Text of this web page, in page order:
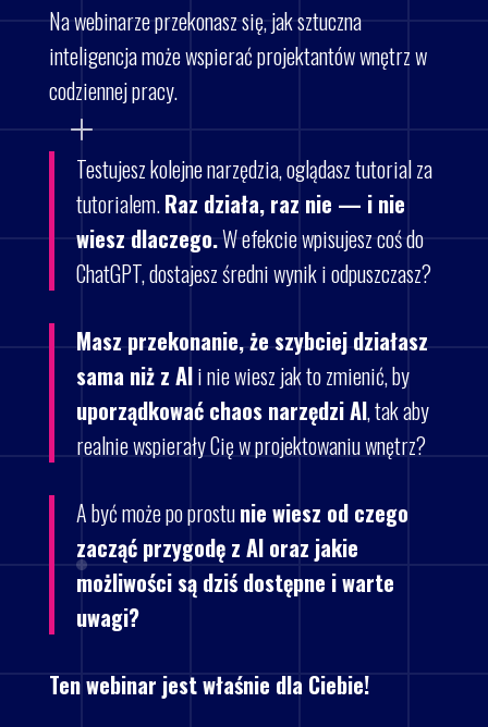
Na webinarze przekonasz się, jak sztuczna
inteligencja może wspierać projektantów wnętrz w
codziennej pracy.
Testujesz kolejne narzędzia, oglądasz tutorial za
tutorialem.Raz działa, raz nie — i nie
wiesz dlaczego.W efekcie wpisujesz coś do
ChatGPT, dostajesz średni wynik i odpuszczasz?
Masz przekonanie, że szybciej działasz
sama niż z AIi nie wiesz jak to zmienić, by
uporządkować chaos narzędzi AI, tak aby
realnie wspierały Cię w projektowaniu wnętrz?
A być może po prostunie wiesz od czego
zacząć przygodę z AI oraz jakie
możliwości są dziś dostępne i warte
uwagi?
Ten webinar jest właśnie dla Ciebie!